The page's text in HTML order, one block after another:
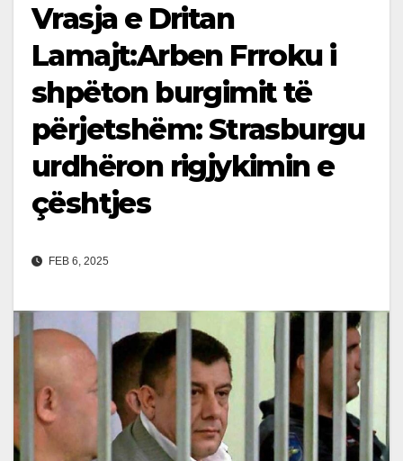
Vrasja e Dritan
Lamajt:Arben Frroku i
shpëton burgimit të
përjetshëm: Strasburgu
urdhëron rigjykimin e
çështjes
FEB 6, 2025